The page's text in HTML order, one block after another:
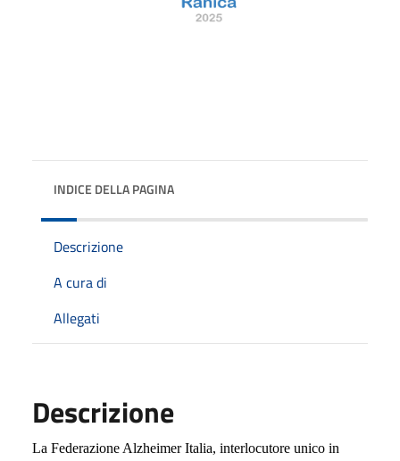
INDICE DELLA PAGINA
Descrizione
A cura di
Allegati
Descrizione
La Federazione Alzheimer Italia, interlocutore unico in